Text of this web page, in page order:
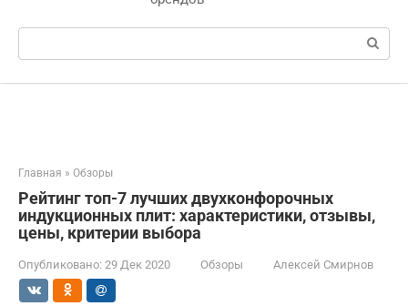
Поиск:
Главная » Обзоры
Рейтинг топ-7 лучших двухконфорочных
индукционных плит: характеристики, отзывы,
цены, критерии выбора
Опубликовано: 29 Дек 2020 Обзоры Алексей Смирнов